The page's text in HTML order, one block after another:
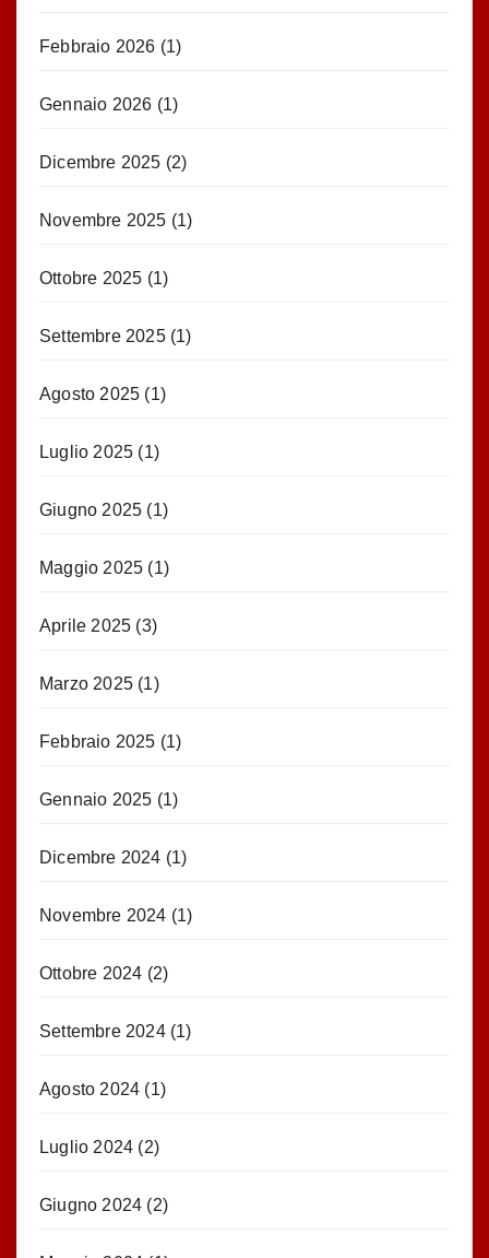
Febbraio 2026 (1)
Gennaio 2026 (1)
Dicembre 2025 (2)
Novembre 2025 (1)
Ottobre 2025 (1)
Settembre 2025(1)
Agosto 2025 (1)
Luglio 2025 (1)
Giugno 2025 (1)
Maggio 2025 (1)
Aprile 2025 (3)
Marzo 2025 (1)
Febbraio 2025 (1)
Gennaio 2025 (1)
Dicembre 2024 (1)
Novembre 2024 (1)
Ottobre 2024 (2)
Settembre 2024(1)
Agosto 2024 (1)
Luglio 2024 (2)
Giugno 2024 (2)